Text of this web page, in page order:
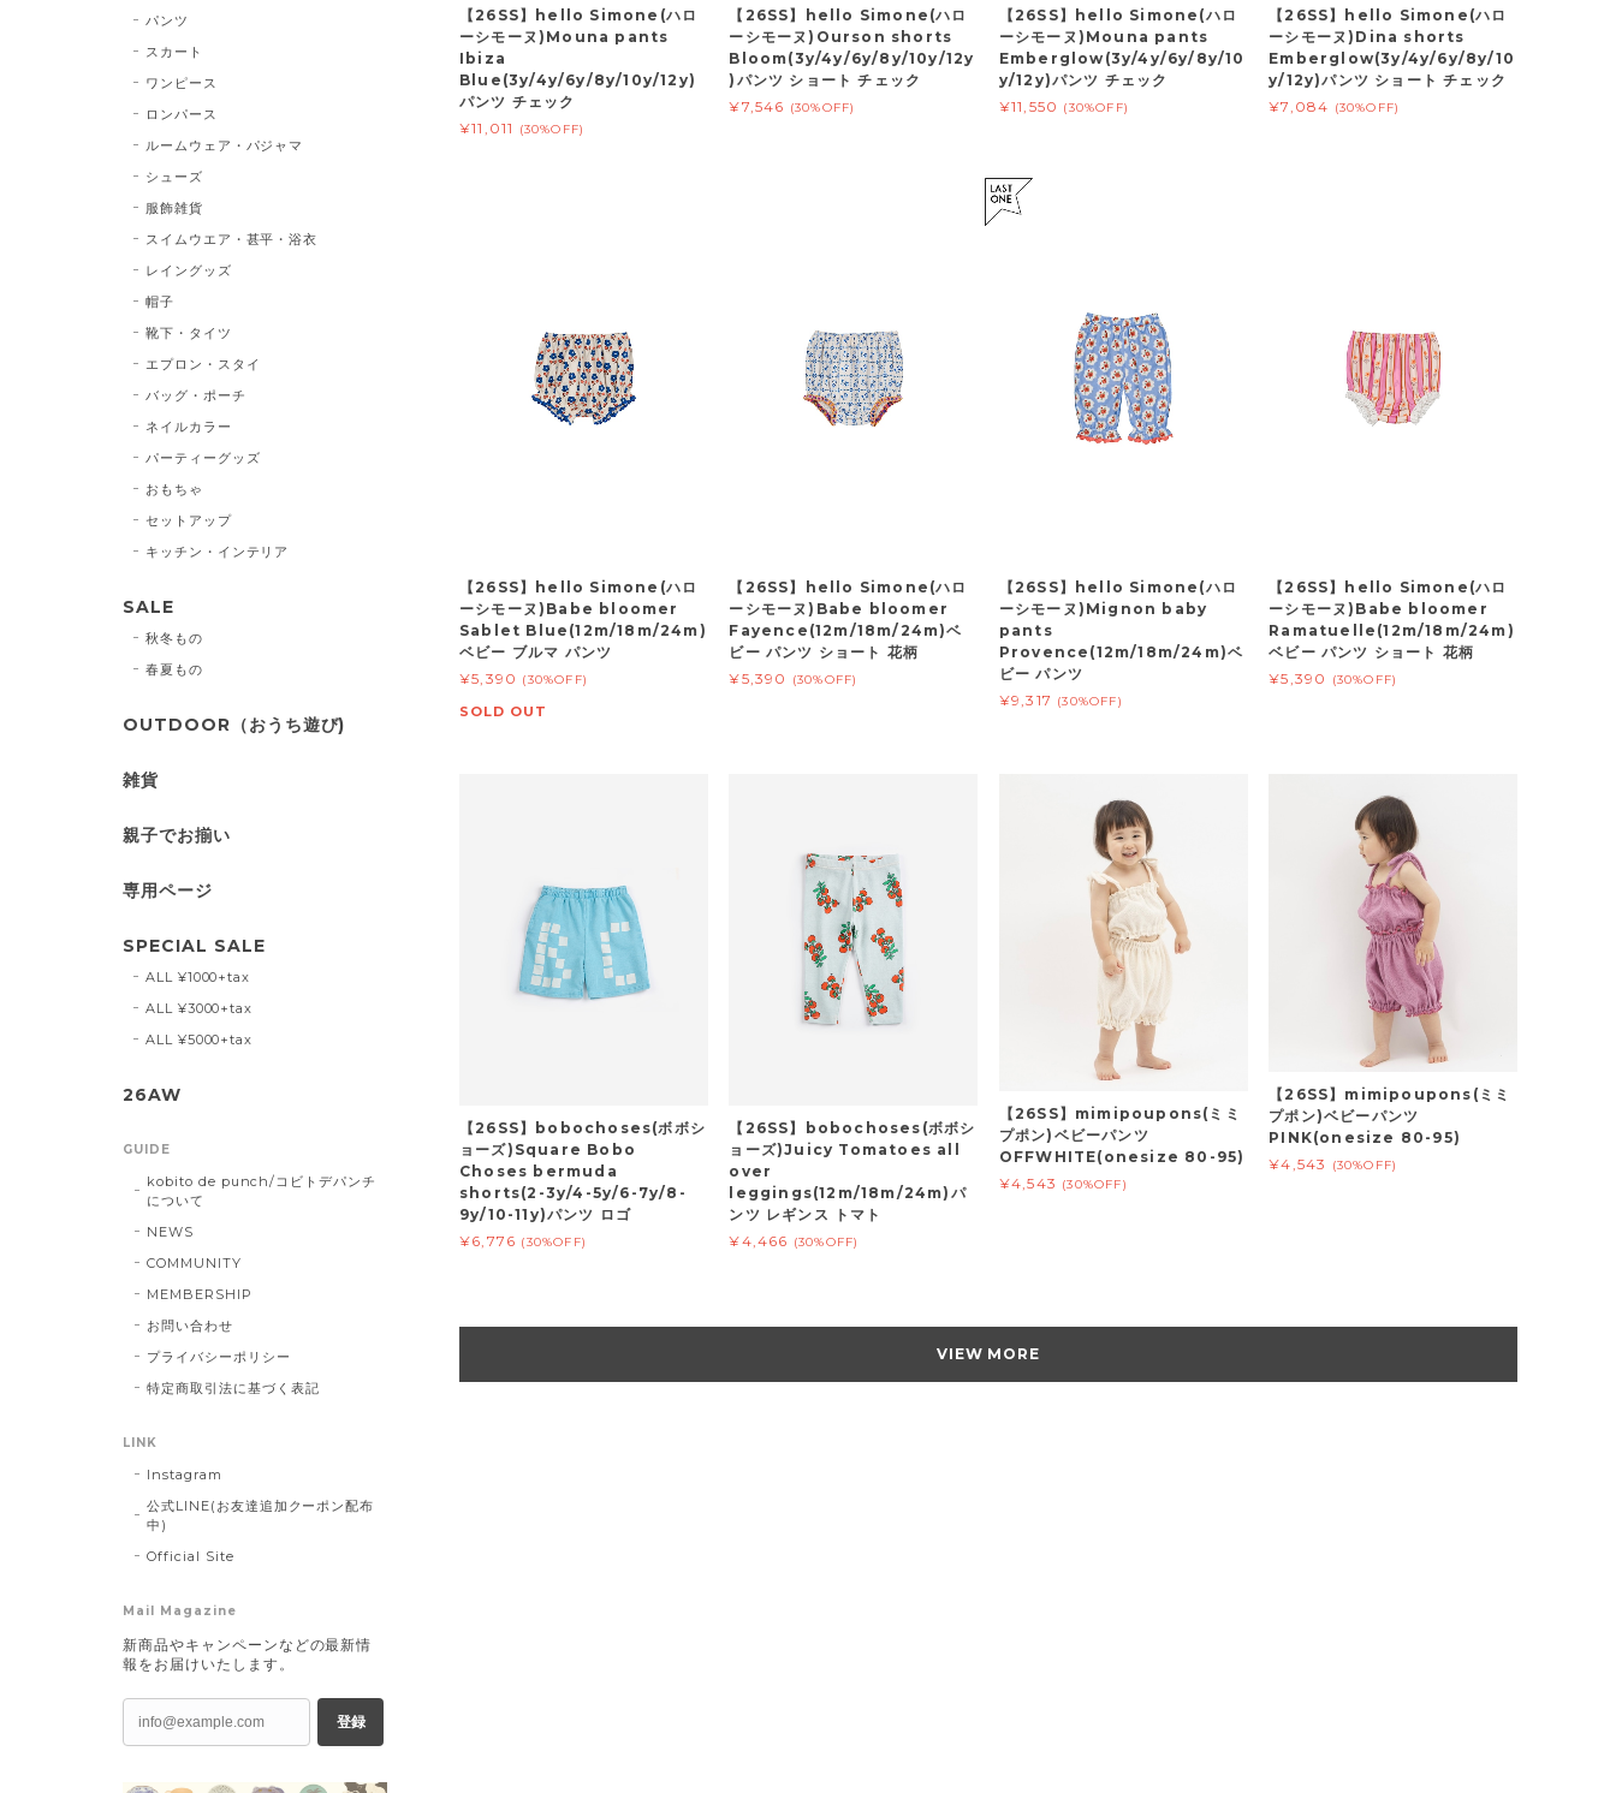
【26SS】hello Simone(ハロ
ーシモーヌ)Mouna pants
Ibiza
Blue(3y/4y/6y/8y/10y/12y)
パンツ チェック
¥11,011
(30%OFF)
【26SS】hello Simone(ハロ
ーシモーヌ)Ourson shorts
Bloom(3y/4y/6y/8y/10y/12y
)パンツ ショート チェック
¥7,546 (30%OFF)
【26SS】hello Simone(ハロ
ーシモーヌ)Mouna pants
Emberglow(3y/4y/6y/8y/10
y/12y)パンツ チェック
¥11,550 (30%OFF)
【26SS】hello Simone(ハロ
ーシモーヌ)Dina shorts
Emberglow(3y/4y/6y/8y/10
y/12y)パンツ ショート チェック
¥7,084 (30%OFF)
【26SS】hello Simone(ハロ
ーシモーヌ)Babe bloomer
Sablet Blue(12m/18m/24m)
ベビー ブルマ パンツ
¥5,390 (30%OFF)
SOLD OUT
【26SS】hello Simone(ハロ
ーシモーヌ)Babe bloomer
Fayence(12m/18m/24m)ベ
ビー パンツ ショート 花柄
¥5,390
(30%OFF)
【26SS】hello Simone(ハロ
ーシモーヌ)Mignon baby
pants
Provence(12m/18m/24m)ベ
ビー パンツ
¥9,317 (30%OFF)
【26SS】hello Simone(ハロ
ーシモーヌ)Babe bloomer
Ramatuelle(12m/18m/24m)
ベビー パンツ ショート 花柄
¥5,390
(30%OFF)
【26SS】bobochoses(ボボシ
ョーズ)Square Bobo
Choses bermuda
shorts(2-3y/4-5y/6-7y/8-
9y/10-11y)パンツ ロゴ
¥6,776 (30%OFF)
【26SS】bobochoses(ボボシ
ョーズ)Juicy Tomatoes all
over
leggings(12m/18m/24m)パ
ンツ レギンス トマト
¥4,466 (30%OFF)
【26SS】mimipoupons(ミミ
プポン)ベビーパンツ
OFFWHITE(onesize 80-95)
¥4,543 (30%OFF)
【26SS】mimipoupons(ミミ
プポン)ベビーパンツ
PINK(onesize 80-95)
¥4,543
(30%OFF)
VIEW MORE
パンツ
スカート
ワンピース
ロンパース
ルームウェア・パジャマ
シューズ
服飾雑貨
スイムウエア・甚平・浴衣
レイングッズ
帽子
靴下・タイツ
エプロン・スタイ
バッグ・ポーチ
ネイルカラー
パーティーグッズ
おもちゃ
セットアップ
キッチン・インテリア
SALE
秋冬もの
春夏もの
OUTDOOR（おうち遊び)
雑貨
親子でお揃い
専用ページ
SPECIAL SALE
ALL ¥1000+tax
ALL ¥3000+tax
ALL ¥5000+tax
26AW
GUIDE
kobito de punch/コビトデパンチ
について
NEWS
COMMUNITY
MEMBERSHIP
お問い合わせ
プライバシーポリシー
特定商取引法に基づく表記
LINK
Instagram
公式LINE(お友達追加クーポン配布
中)
Official Site
Mail Magazine
新商品やキャンペーンなどの最新情
報をお届けいたします。
登録